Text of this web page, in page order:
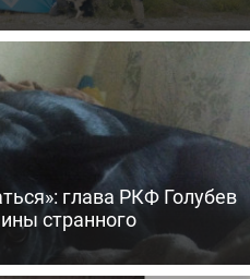
глава РКФ Голубев
странного